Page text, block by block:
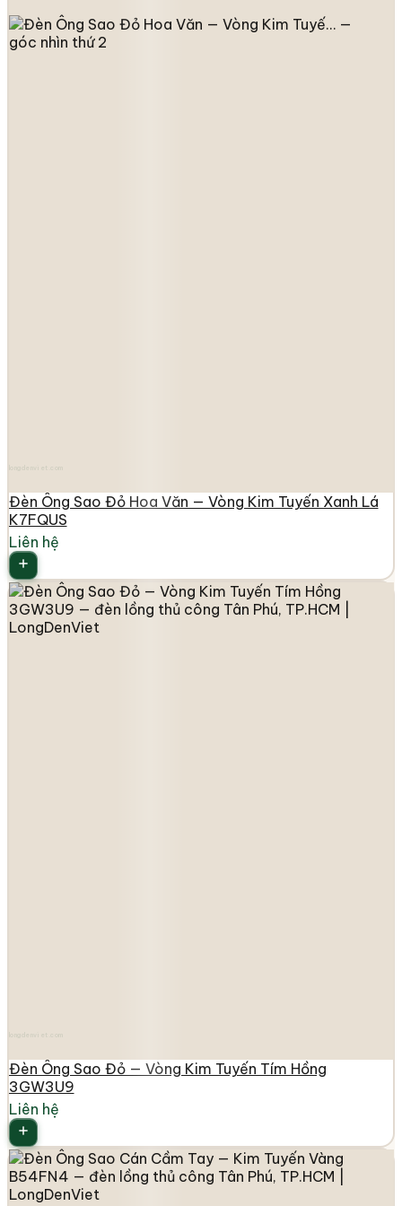
Đèn Ông Sao Đỏ Hoa Văn — Vòng Kim Tuyến Xanh Lá
K7FQUS
Liên hệ
Đèn Ông Sao Đỏ — Vòng Kim Tuyến Tím Hồng
3GW3U9
Liên hệ